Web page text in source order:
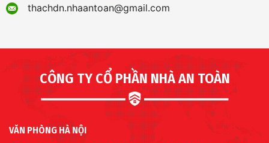
thachdn.nhaantoan@gmail.com
CÔNG TY CỔ PHẦN NHÀ AN TOÀN
VĂN PHÒNG HÀ NỘI